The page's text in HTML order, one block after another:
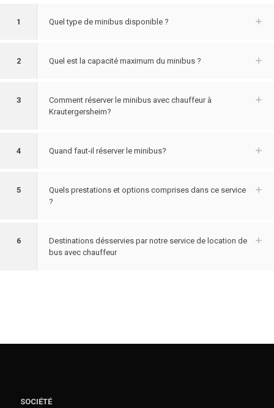
1 Quel type de minibus disponible ?
2 Quel est la capacité maximum du minibus ?
3
Comment réserver le minibus avec chauffeur à
Krautergersheim?
4 Quand faut-il réserver le minibus?
5
Quels prestations et options comprises dans ce service
?
6
Destinations désservies par notre service de location de
bus avec chauffeur
SOCIÉTÉ